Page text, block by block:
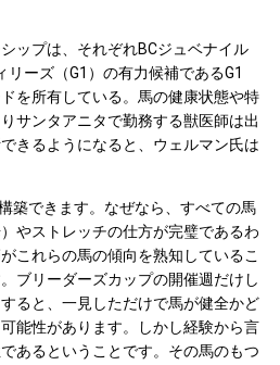
ップは、それぞれBCジュベナイル
リーズ（G1）の有力候補であるG1
を所有している。馬の健康状態や特
サンタアニタで勤務する獣医師は出
きるようになると、ウェルマン氏は
築できます。なぜなら、すべての馬
やストレッチの仕方が完璧であるわ
これらの馬の傾向を熟知しているこ
ブリーダーズカップの開催週だけし
ると、一見しただけで馬が健全かど
能性があります。しかし経験から言
あるということです。その馬のもつ